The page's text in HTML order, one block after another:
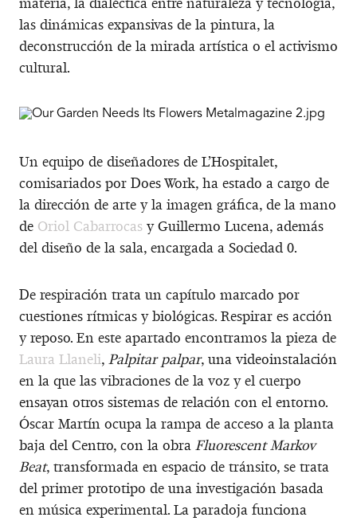
las dinámicas expansivas de la pintura, la
deconstrucción de la mirada artística o el activismo
cultural.
Un equipo de diseñadores de L’Hospitalet,
comisariados por Does Work, ha estado a cargo de
la dirección de arte y la imagen gráfica, de la mano
de Oriol Cabarrocas y Guillermo Lucena, además
del diseño de la sala, encargada a Sociedad 0.
De respiración trata un capítulo marcado por
cuestiones rítmicas y biológicas. Respirar es acción
y reposo. En este apartado encontramos la pieza de
Laura Llaneli, Palpitar palpar, una videoinstalación
en la que las vibraciones de la voz y el cuerpo
ensayan otros sistemas de relación con el entorno.
Óscar Martín ocupa la rampa de acceso a la planta
baja del Centro, con la obra Fluorescent Markov
Beat, transformada en espacio de tránsito, se trata
del primer prototipo de una investigación basada
en música experimental. La paradoja funciona